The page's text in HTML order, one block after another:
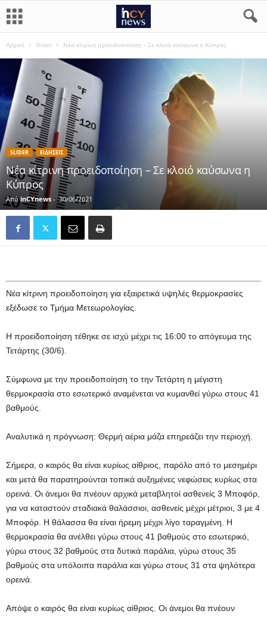
Αρχική Slider Νέα κίτρινη προειδοποίηση – Σε κλοιό καύσωνα η Κύπρος
SLIDER ΕΙΔΗΣΕΙΣ
Νέα κίτρινη προειδοποίηση – Σε κλοιό καύσωνα η
Κύπρος
Από inCYnews - 30/06/2021
Νέα κίτρινη προειδοποίηση για εξαιρετικά υψηλές θερμοκρασίες
εξέδωσε το Τμήμα Μετεωρολογίας.
Η προειδοποίηση τέθηκε σε ισχύ μέχρι τις 16:00 το απόγευμα της
Τετάρτης (30/6).
Σύμφωνα με την προειδοποίηση το την Τετάρτη η μέγιστη
θερμοκρασία στο εσωτερικό αναμένεται να κυμανθεί γύρω στους 41
βαθμούς.
Αναλυτικά η πρόγνωση: Θερμή αέρια μάζα επηρεάζει την περιοχή.
Σήμερα, ο καιρός θα είναι κυρίως αίθριος, παρόλο από το μεσημέρι
και μετά θα παρατηρούνται τοπικά αυξημένες νεφώσεις κυρίως στα
ορεινά. Οι άνεμοι θα πνέουν αρχικά μεταβλητοί ασθενείς 3 Μποφόρ,
για να καταστούν σταδιακά θαλάσσιοι, ασθενείς μέχρι μέτριοι, 3 με 4
Μποφόρ. Η θάλασσα θα είναι ήρεμη μέχρι λίγο ταραγμένη. Η
θερμοκρασία θα ανέλθει γύρω στους 41 βαθμούς στο εσωτερικό,
γύρω στους 32 βαθμούς στα δυτικά παράλια, γύρω στους 35
βαθμούς στα υπόλοιπα παράλια και γύρω στους 31 στα ψηλότερα
ορεινά.
Απόψε ο καιρός θα είναι κυρίως αίθριος. Οι άνεμοι θα πνέουν